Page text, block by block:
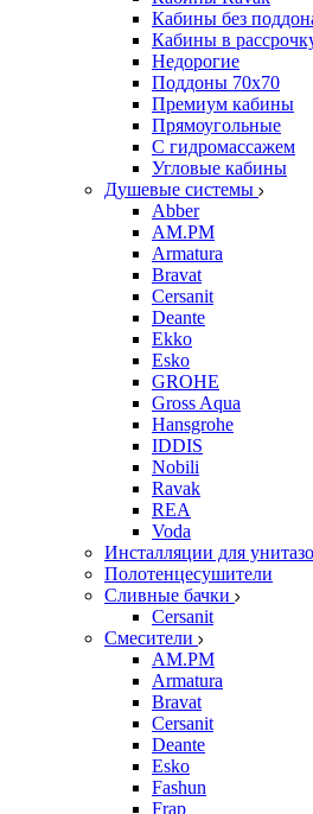
Кабины без
Кабины в
Недорогие
Поддоны 70x70
Премиум кабины
Прямоугольные
С гидромассажем
Угловые кабины
Душевые системы
Abber
AM.PM
Armatura
Bravat
Cersanit
Deante
Ekko
Esko
GROHE
Gross Aqua
Hansgrohe
IDDIS
Nobili
Ravak
REA
Voda
Инсталляции для
Полотенцесушители
Сливные бачки
Cersanit
Смесители
AM.PM
Armatura
Bravat
Cersanit
Deante
Esko
Fashun
Frap